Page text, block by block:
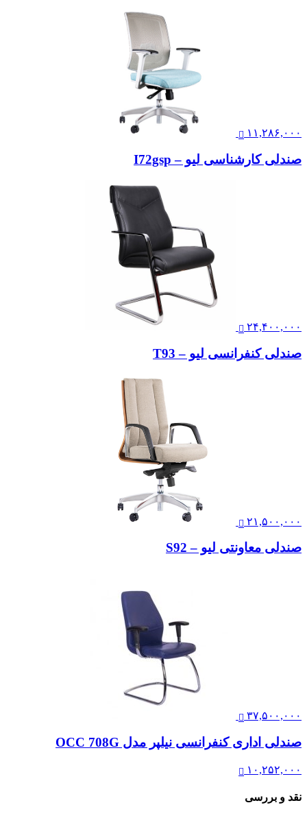
۱۱,۲۸۶,۰۰۰
صندلی کارشناسی لیو – I72gsp
۲۴,۴۰۰,۰۰۰
صندلی کنفرانسی لیو – T93
۲۱,۵۰۰,۰۰۰
صندلی معاونتی لیو – S92
۳۷,۵۰۰,۰۰۰
صندلی اداری کنفرانسی نیلپر مدل OCC 708G
۱۰,۲۵۲,۰۰۰
نقد و بررسی